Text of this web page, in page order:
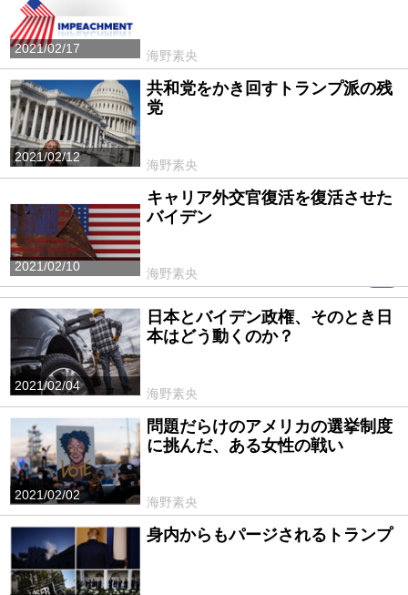
2021/02/17
海野素央
2021/02/12
共和党をかき回すトランプ派の残
党
海野素央
2021/02/10
キャリア外交官復活を復活させた
バイデン
海野素央
2021/02/04
日本とバイデン政権、そのとき日
本はどう動くのか？
海野素央
2021/02/02
問題だらけのアメリカの選挙制度
に挑んだ、ある女性の戦い
海野素央
身内からもパージされるトランプ